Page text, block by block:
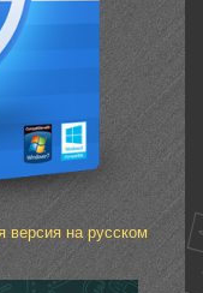
версия на русском